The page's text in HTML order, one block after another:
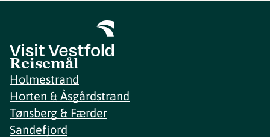
Reisemål
Holmestrand
Horten & Åsgårdstrand
Tønsberg & Færder
Sandefjord